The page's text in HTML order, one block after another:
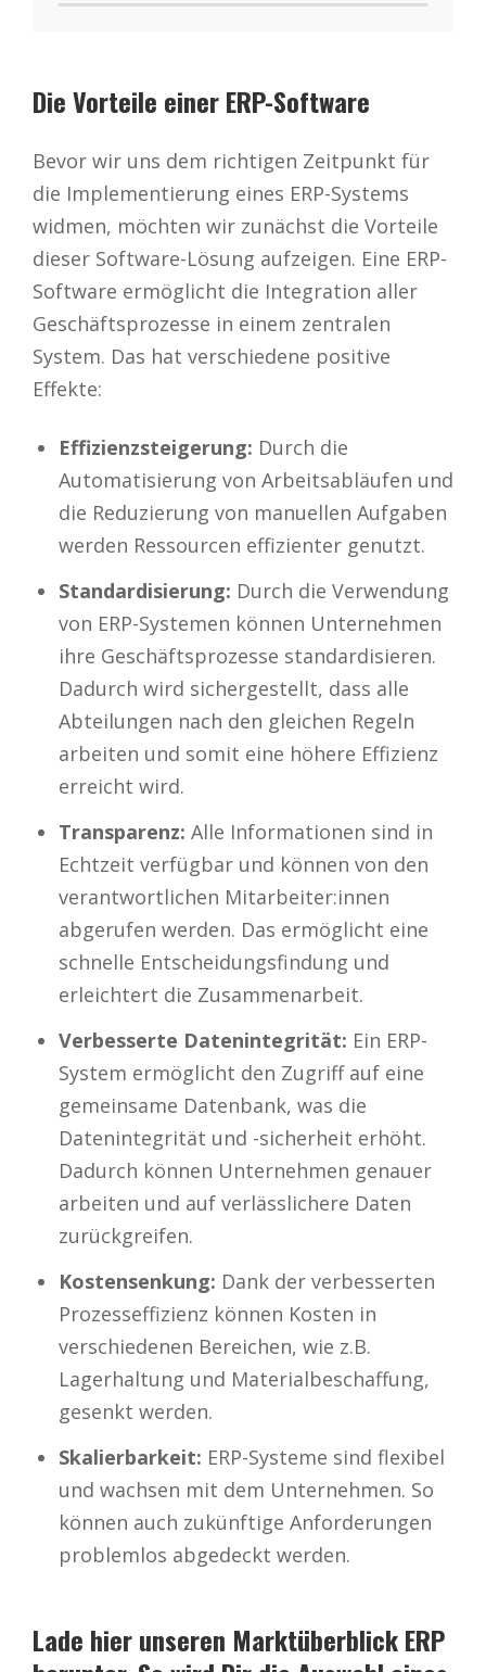
Die Vorteile einer ERP-Software
Bevor wir uns dem richtigen Zeitpunkt für
die Implementierung eines ERP-Systems
widmen, möchten wir zunächst die Vorteile
dieser Software-Lösung aufzeigen. Eine ERP-
Software ermöglicht die Integration aller
Geschäftsprozesse in einem zentralen
System. Das hat verschiedene positive
Effekte:
Effizienzsteigerung: Durch die
Automatisierung von Arbeitsabläufen und
die Reduzierung von manuellen Aufgaben
werden Ressourcen effizienter genutzt.
Standardisierung: Durch die Verwendung
von ERP-Systemen können Unternehmen
ihre Geschäftsprozesse standardisieren.
Dadurch wird sichergestellt, dass alle
Abteilungen nach den gleichen Regeln
arbeiten und somit eine höhere Effizienz
erreicht wird.
Transparenz: Alle Informationen sind in
Echtzeit verfügbar und können von den
verantwortlichen Mitarbeiter:innen
abgerufen werden. Das ermöglicht eine
schnelle Entscheidungsfindung und
erleichtert die Zusammenarbeit.
Verbesserte Datenintegrität: Ein ERP-
System ermöglicht den Zugriff auf eine
gemeinsame Datenbank, was die
Datenintegrität und -sicherheit erhöht.
Dadurch können Unternehmen genauer
arbeiten und auf verlässlichere Daten
zurückgreifen.
Kostensenkung: Dank der verbesserten
Prozesseffizienz können Kosten in
verschiedenen Bereichen, wie z.B.
Lagerhaltung und Materialbeschaffung,
gesenkt werden.
Skalierbarkeit: ERP-Systeme sind flexibel
und wachsen mit dem Unternehmen. So
können auch zukünftige Anforderungen
problemlos abgedeckt werden.
Lade hier unseren Marktüberblick ERP